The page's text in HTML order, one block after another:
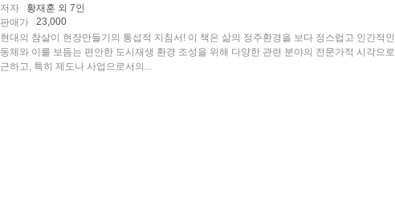
저자
황재훈 외 7인
판매가
23,000
현대의 참살이 현장만들기의 통섭적 지침서! 이 책은 삶의 정주환경을 보다 정스럽고 인간적
동체와 이를 보듬는 편안한 도시재생 환경 조성을 위해 다양한 관련 분야의 전문가적 시각으
근하고, 특히 제도나 사업으로서의...